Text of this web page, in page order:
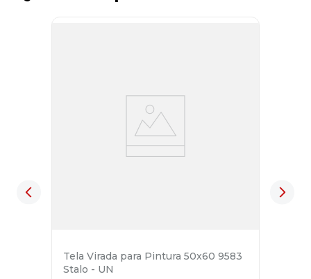
Tela Virada para Pintura 50x60 9583
Stalo - UN